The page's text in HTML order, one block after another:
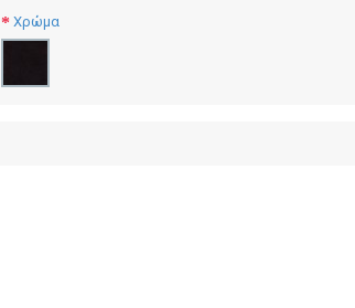
Χρώμα